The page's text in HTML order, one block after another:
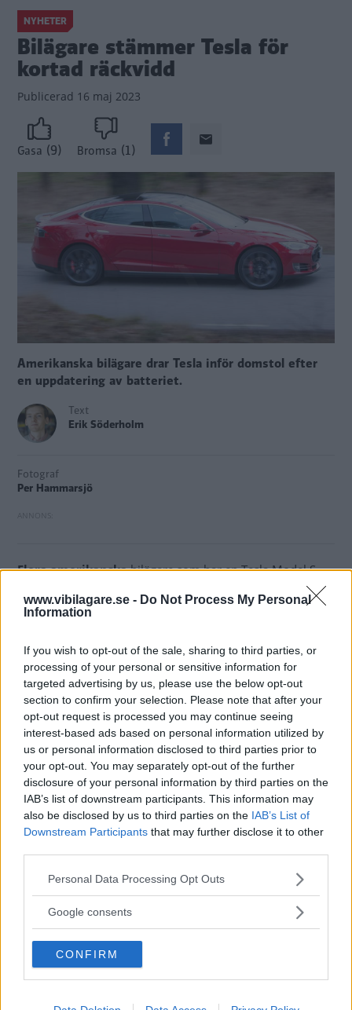
www.vibilagare.se - Do Not Process My Personal
Information
If you wish to opt-out of the sale, sharing to third parties, or
processing of your personal or sensitive information for
targeted advertising by us, please use the below opt-out
section to confirm your selection. Please note that after your
opt-out request is processed you may continue seeing
interest-based ads based on personal information utilized by
us or personal information disclosed to third parties prior to
your opt-out. You may separately opt-out of the further
disclosure of your personal information by third parties on the
IAB’s list of downstream participants. This information may
also be disclosed by us to third parties on the IAB’s List of
Downstream Participants that may further disclose it to other
Please note that this website/app uses one or more Google
not limited to your visit or usage behaviour. You may click to
use your data for below specified purposes in below Google
consent section.
Personal Data Processing Opt Outs
Google consents
CONFIRM
NYHETER
Bilägare stämmer Tesla för
kortad räckvidd
Publicerad 16 maj 2023
Gasa (9) Bromsa (1)
Amerikanska bilägare drar Tesla inför domstol efter
en uppdatering av batteriet.
Text
Erik Söderholm
Fotograf
Per Hammarsjö
Flera amerikanskabilägare som har en Tesla Model S
eller Model X väljer att dra biltillverkaren inför domstol i
Kalifornien.
bilarna och installerats automatiskt ska ha förkortat
bilarnas räckvidd eller orsakat batteriproblem.
Enligt bilägarna kan räckvidden i vissa fall ha blivit upp till
20 procent kortare, och andra har fått byta ut batteriet till
en hög kostnad.
Tesla har inte kommenterat stämningen. En liknande
händelse inträffade för två år sedan då Tesla gick med på
att betala efter att tillfälligt ha begränsat
batterispänningen.
Läs också
Tesla stäms igen: ”Falsk
marknadsföring”
MISSA INTE KOMMANDE ARTIKLAR OM